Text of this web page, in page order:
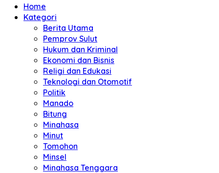
Home
Kategori
Berita Utama
Pemprov Sulut
Hukum dan Kriminal
Ekonomi dan Bisnis
Religi dan Edukasi
Teknologi dan Otomotif
Politik
Manado
Bitung
Minahasa
Minut
Tomohon
Minsel
Minahasa Tenggara